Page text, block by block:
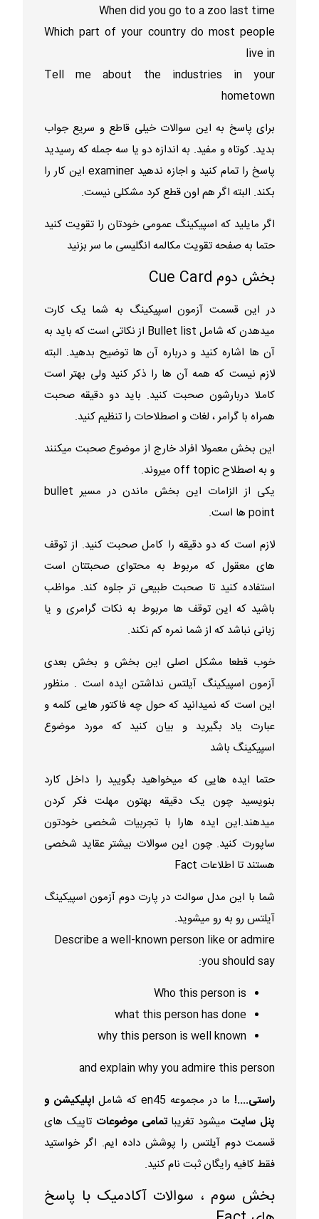
When did you go to a zoo last time
Which part of your country do most people
live in
Tell me about the industries in your
hometown
برای پاسخ به این سوالات خیلی قاطع و سریع جواب
بدید. کوتاه و مفید. به اندازه دو یا سه جمله که رسیدید
پاسخ را تمام کنید و اجازه ندهید examiner این کار را
بکند. البته اگر هم اون قطع کرد مشکلی نیست.
اگر مایلید که اسپیکینگ عمومی خودتان را تقویت کنید
حتما به صفحهتقویت مکالمه انگلیسی ما سر بزنید
بخش دوم Cue Card
در این قسمت آزمون اسپیکینگ به شما یک کارت
میدهدن که شامل Bullet list از نکاتی است که باید به
آن ها اشاره کنید و درباره آن ها توضیح بدهید. البته
لازم نیست که همه آن ها را ذکر کنید ولی بهتر است
کاملا دربارشون صحبت کنید. باید دو دقیقه صحبت
همراه با گرامر ، لغات و اصطلاحات را تنظیم کنید.
این بخش معمولا افراد خارج از موضوع صحبت میکنند
و به اصطلاح off topic میروند.
یکی از الزامات این بخش ماندن در مسیر bullet
point ها است.
لازم است که دو دقیقه را کامل صحبت کنید. از توقف
های معقول که مربوط به محتوای صحبتتان است
استفاده کنید تا صحبت طبیعی تر جلوه کند. مواظب
باشید که این توقف ها مربوط به نکات گرامری و یا
زبانی نباشد که از شما نمره کم نکند.
خوب قطعا مشکل اصلی این بخش و بخش بعدی
آزمون اسپیکینگ آیلتس نداشتن ایده است . منظور
این است که نمیدانید که حول چه فاکتور هایی کلمه و
عبارت یاد بگیرید و بیان کنید که مورد موضوع
اسپیکینگ باشد
حتما ایده هایی که میخواهید بگویید را داخل کارد
بنویسید چون یک دقیقه بهتون مهلت فکر کردن
میدهند.این ایده هارا با تجربیات شخصی خودتون
ساپورت کنید. چون این سوالات بیشتر عقاید شخصی
هستند تا اطلاعات Fact
شما با این مدل سوالت در پارت دوم آزمون اسپیکینگ
آیلتس رو به رو میشوید.
Describe a well-known person like or admire
you should say:
Who this person is
what this person has done
why this person is well known
and explain why you admire this person
راستی....! ما در مجموعه en45 که شامل
اپلیکیشن و
پنل سایت میشود تغریباتمامی موضوعات تاپیک های
قسمت دوم آیلتس را پوشش داده ایم. اگر خواستید
فقط کافیه رایگان ثبت نام کنید.
بخش سوم ، سوالات آکادمیک با پاسخ